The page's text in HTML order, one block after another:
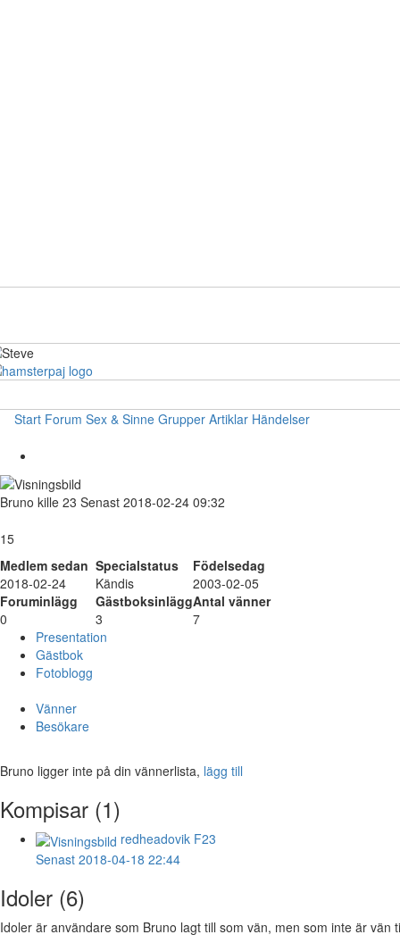
Start Forum Sex & Sinne Grupper Artiklar Händelser
Bruno kille 23 Senast 2018-02-24 09:32
15
Medlem sedan Specialstatus
Födelsedag
2018-02-24
Kändis
2003-02-05
Foruminlägg
GästboksinläggAntal vänner
0
3
7
Presentation
Gästbok
Fotoblogg
Vänner
Besökare
Bruno ligger inte på din vännerlista, lägg till
Kompisar (1)
redheadovik F23
Senast 2018-04-18 22:44
Idoler (6)
Idoler är användare som Bruno lagt till som vän, men som inte är vän